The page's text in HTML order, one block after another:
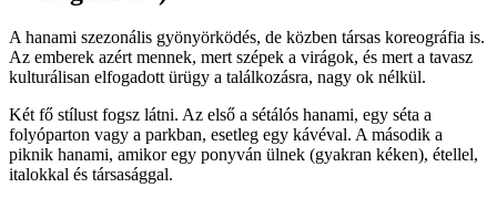
A hanami szezonális gyönyörködés, de közben társas koreográfia is.
Az emberek azért mennek, mert szépek a virágok, és mert a tavasz
kulturálisan elfogadott ürügy a találkozásra, nagy ok nélkül.
Két fő stílust fogsz látni. Az első a sétálós hanami, egy séta a
folyóparton vagy a parkban, esetleg egy kávéval. A második a
piknik hanami, amikor egy ponyván ülnek (gyakran kéken), étellel,
italokkal és társasággal.